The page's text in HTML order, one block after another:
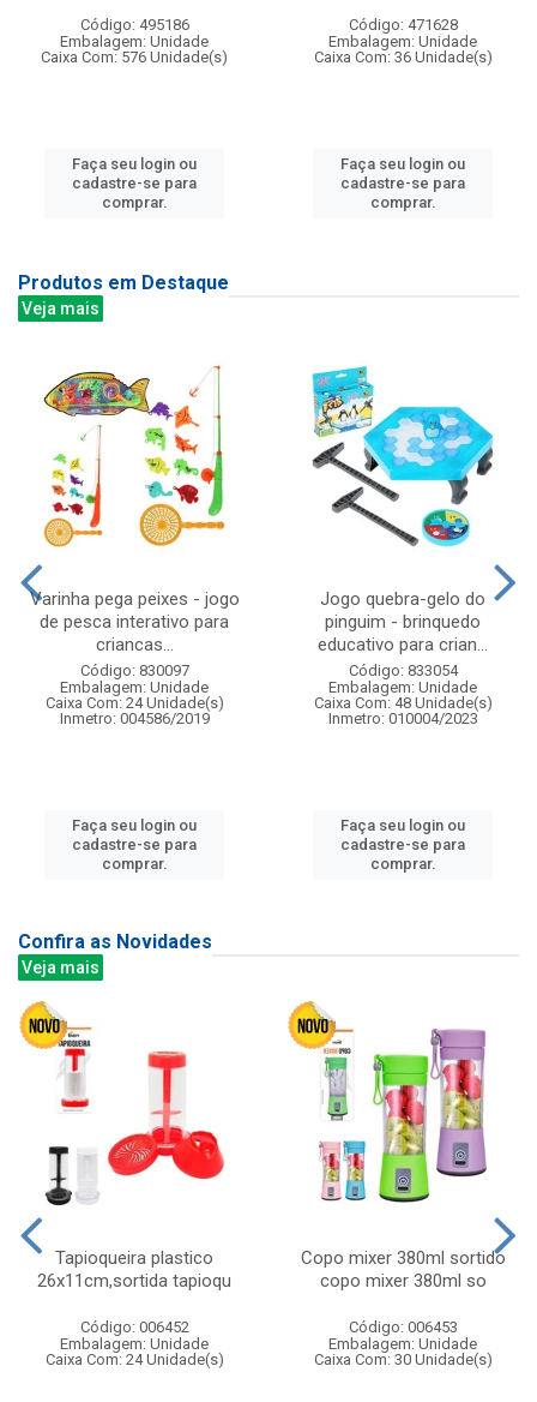
Código: 495186
Embalagem: Unidade
Caixa Com: 576 Unidade(s)
Faça seu login ou
cadastre-se para
comprar.
Código: 471628
Embalagem: Unidade
Caixa Com: 36 Unidade(s)
Faça seu login ou
cadastre-se para
comprar.
Produtos em Destaque
Veja mais
Varinha pega peixes - jogo
de pesca interativo para
criancas...
Código: 830097
Embalagem: Unidade
Caixa Com: 24 Unidade(s)
Inmetro: 004586/2019
Faça seu login ou
cadastre-se para
comprar.
Jogo quebra-gelo do
pinguim - brinquedo
educativo para crian...
Código: 833054
Embalagem: Unidade
Caixa Com: 48 Unidade(s)
Inmetro: 010004/2023
Faça seu login ou
cadastre-se para
comprar.
Confira as Novidades
Veja mais
Tapioqueira plastico
26x11cm,sortida tapioqu
Código: 006452
Embalagem: Unidade
Caixa Com: 24 Unidade(s)
Copo mixer 380ml sortido
copo mixer 380ml so
Código: 006453
Embalagem: Unidade
Caixa Com: 30 Unidade(s)